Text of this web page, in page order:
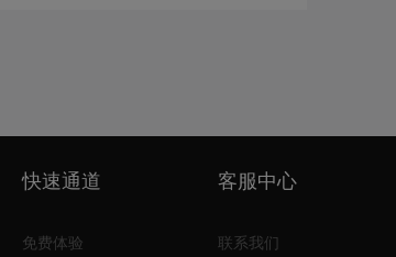
快速通道
免费体验
客服中心
联系我们